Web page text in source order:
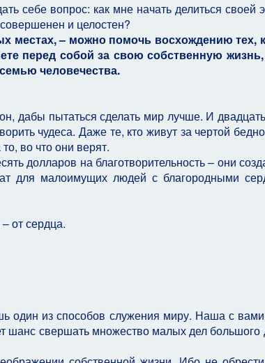
себе вопрос: как мне начать делиться своей
и целостен?
местах, – можно помочь восхождению тех,
перед собой за свою собственную
человечества.
дабы пытаться сделать мир лучше. И
чудеса. Даже те, кто живут за чертой
во что они верят.
долларов на благотворительность – они
для малоимущих людей с благородными
от сердца.
один из способов служения миру. Наша с
шанс свершать множество малых дел большого